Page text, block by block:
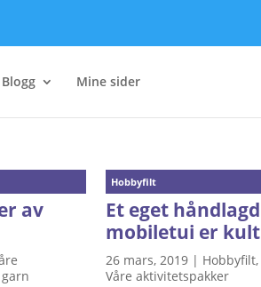
Blogg Mine sider
av
Hobbyfilt
Et eget håndlagd
mobiletui er kult
26 mars, 2019| Hobbyfilt,
Våre aktivitetspakker